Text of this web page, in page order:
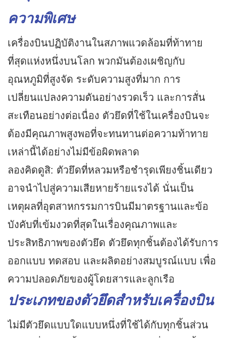
ความพิเศษ
เครื่องบินปฏิบัติงานในสภาพแวดล้อมที่ท้าทาย
ที่สุดแห่งหนึ่งบนโลก พวกมันต้องเผชิญกับ
อุณหภูมิที่สูงจัด ระดับความสูงที่มาก การ
เปลี่ยนแปลงความดันอย่างรวดเร็ว และการสั่น
สะเทือนอย่างต่อเนื่อง ตัวยึดที่ใช้ในเครื่องบินจะ
ต้องมีคุณภาพสูงพอที่จะทนทานต่อความท้าทาย
เหล่านี้ได้อย่างไม่มีข้อผิดพลาด
ลองคิดดูสิ: ตัวยึดที่หลวมหรือชำรุดเพียงชิ้นเดียว
อาจนำไปสู่ความเสียหายร้ายแรงได้ นั่นเป็น
เหตุผลที่อุตสาหกรรมการบินมีมาตรฐานและข้อ
บังคับที่เข้มงวดที่สุดในเรื่องคุณภาพและ
ประสิทธิภาพของตัวยึด ตัวยึดทุกชิ้นต้องได้รับการ
ออกแบบ ทดสอบ และผลิตอย่างสมบูรณ์แบบ เพื่อ
ความปลอดภัยของผู้โดยสารและลูกเรือ
ประเภทของตัวยึดสำหรับเครื่องบิน
ไม่มีตัวยึดแบบใดแบบหนึ่งที่ใช้ได้กับทุกชิ้นส่วน